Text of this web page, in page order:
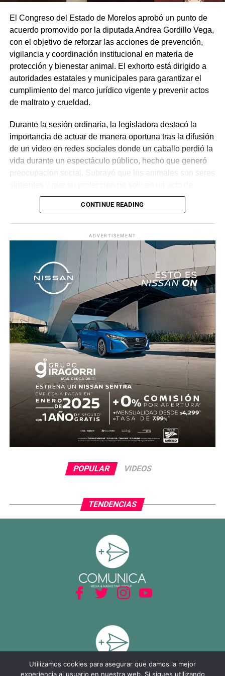
El Congreso del Estado de Morelos aprobó un punto de
acuerdo promovido por la diputada Andrea Gordillo Vega,
con el objetivo de reforzar las acciones de prevención,
vigilancia y coordinación institucional en materia de
protección y bienestar animal. El exhorto está dirigido a
autoridades estatales y municipales para garantizar el
cumplimiento del marco jurídico vigente y prevenir actos
de maltrato y crueldad.
Durante la sesión ordinaria, la legisladora destacó la
importancia de actuar de manera oportuna tras la difusión
de un video en redes sociales donde un caballo perdió la
vida durante un espectáculo público, hecho que generó
preocupación social. Subrayó que los animales son seres
sensibilidad, sino una obligación constitucional, por lo
que llamó a las instituciones a ejercer sus facultades con
El acuerdo exhorta a dependencias como la Secretaría
de Desarrollo Sustentable, la Procuraduría de Protección
al Ambiente, la Fiscalía General del Estado y los
municipios, en particular al Ayuntamiento de Jojutla, a
reforzar la supervisión en eventos con animales e
investigar posibles irregularidades. Asimismo, contó con
el respaldo de diversas y diversos legisladores, quienes
coincidieron en que es necesario fortalecer la aplicación
de la ley para evitar que se repitan este tipo de hechos.
CONTINUE READING
ADVERTISEMENT
POPULAR VIDEOS
TENDENCIAS
Utilizamos cookies para asegurar que damos la mejor
experiencia al usuario en nuestra web. Si sigues utilizando